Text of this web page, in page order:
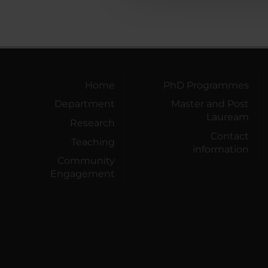
Home
Department
Research
Teaching
Community
Engagement
PhD Programmes
Master and Post
Lauream
Contact
information